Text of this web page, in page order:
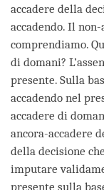
accadere della
accadendo. Il
comprendiamo.
di domani?
presente. Sulla
accadendo nel
accadere di
ancora-accadere
della decisione
imputare
presente sulla